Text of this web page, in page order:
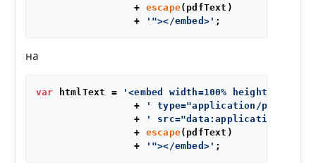
                 +
escape(pdfText)
                 +
'"></embed>'
на
var htmlText =
'<embed width=100% height=100%'
                 +
' type="application/pdf"'
                 +
' src="data:application/
                 +
escape(pdfText)
                 +
'"></embed>'